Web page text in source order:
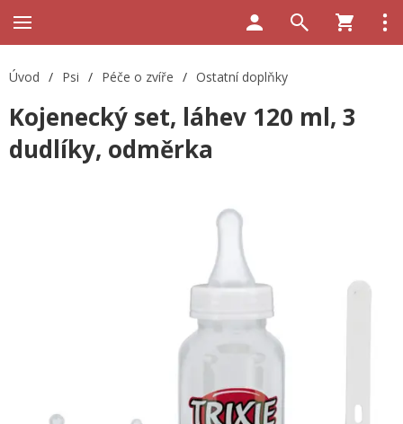
Úvod / Psi / Péče o zvíře / Ostatní doplňky
Kojenecký set, láhev 120 ml, 3
dudlíky, odměrka